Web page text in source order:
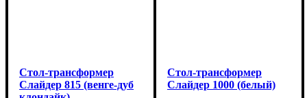
Стол-трансформер
Слайдер 815 (венге-дуб
Стол-трансформер
Слайдер 1000 (белый)